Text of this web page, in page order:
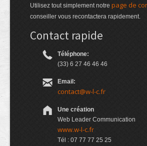
Utilisez tout simplement notre page de
conseiller vous recontactera rapidement.
Contact rapide
Téléphone:
(33) 6 27 46 46 46
Email:
contact@w-l-c.fr
Une création
Web Leader Communication
www.w-l-c.fr
Tél : 07 77 77 25 25